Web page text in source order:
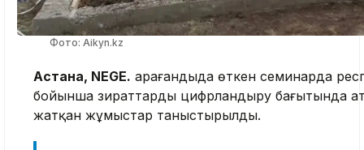
Фото: Aikyn.kz
Астана, NEGE. Қарағандыда өткен семинарда
бойынша зираттарды цифрландыру бағытында
жатқан жұмыстар таныстырылды.